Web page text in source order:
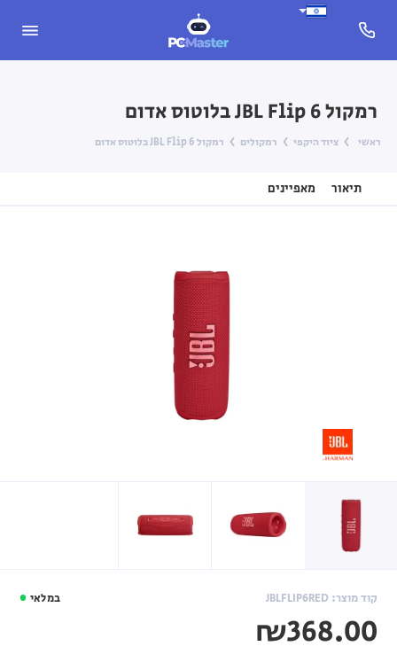
רמקול JBL Flip 6 בלוטוס אדום
ראשי ציוד היקפי רמקולים רמקול JBL Flip 6 בלוטוס אדום
תיאור מאפיינים
במלאי קוד מוצר: JBLFLIP6RED
₪368.00